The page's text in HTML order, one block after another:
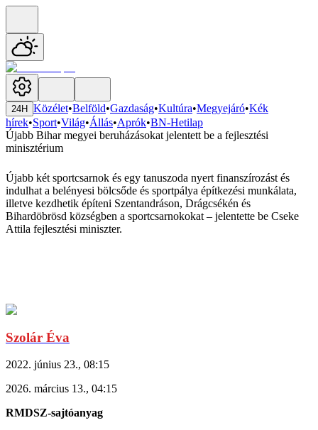
24H Közélet•Belföld•Gazdaság•Kultúra•Megyejáró•Kék
hírek•Sport•Világ•Állás•Aprók•BN-Hetilap
Újabb Bihar megyei beruházásokat jelentett be a fejlesztési
minisztérium
Újabb két sportcsarnok és egy tanuszoda nyert finanszírozást és
indulhat a belényesi bölcsőde és sportpálya építkezési munkálata,
illetve kezdhetik építeni Szentandráson, Drágcsékén és
Bihardöbrösd községben a sportcsarnokokat – jelentette be Cseke
Attila fejlesztési miniszter.
Szolár Éva
2022. június 23., 08:15
2026. március 13., 04:15
RMDSZ-sajtóanyag